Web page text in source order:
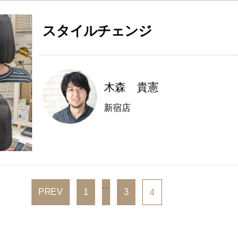
スタイルチェンジ
木森 貴憲
新宿店
PREV 1
...
3 4